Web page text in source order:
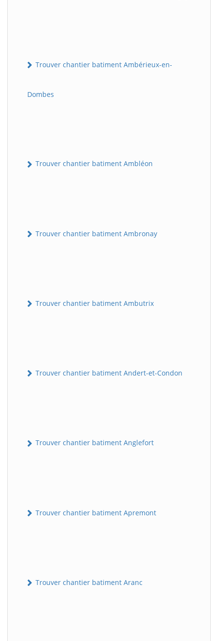
Trouver chantier batiment Ambérieux-en-
Dombes
Trouver chantier batiment Ambléon
Trouver chantier batiment Ambronay
Trouver chantier batiment Ambutrix
Trouver chantier batiment Andert-et-Condon
Trouver chantier batiment Anglefort
Trouver chantier batiment Apremont
Trouver chantier batiment Aranc